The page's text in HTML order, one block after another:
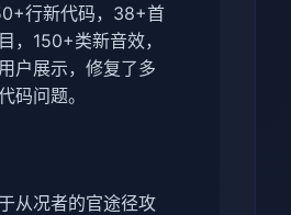
行新代码，38+首
，150+类新音效，
户展示，修复了多
码问题。
从况者的官途径攻